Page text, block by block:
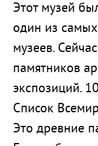
Этот музей
один из
музеев.
памятников
экспозиций.
Список
Это древние